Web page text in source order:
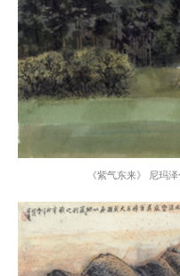
《紫气东来》 尼玛